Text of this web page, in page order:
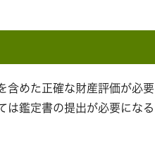
含めた正確な財産評価が必
鑑定書の提出が必要になる